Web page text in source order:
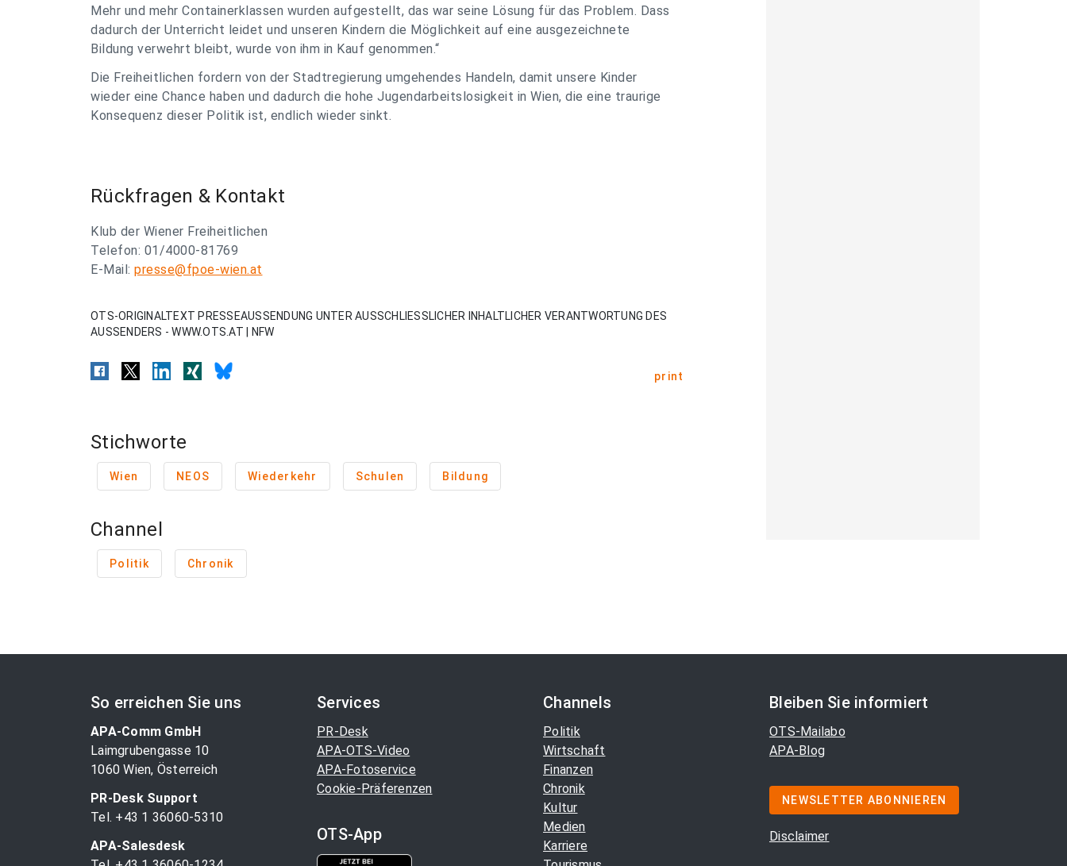
Mehr und mehr Containerklassen wurden aufgestellt, das war seine Lösung für das Problem. Dass
dadurch der Unterricht leidet und unseren Kindern die Möglichkeit auf eine ausgezeichnete
Bildung verwehrt bleibt, wurde von ihm in Kauf genommen.“
Die Freiheitlichen fordern von der Stadtregierung umgehendes Handeln, damit unsere Kinder
wieder eine Chance haben und dadurch die hohe Jugendarbeitslosigkeit in Wien, die eine traurige
Konsequenz dieser Politik ist, endlich wieder sinkt.
Rückfragen & Kontakt
Klub der Wiener Freiheitlichen
Telefon: 01/4000-81769
E-Mail: presse@fpoe-wien.at
OTS-ORIGINALTEXT PRESSEAUSSENDUNG UNTER AUSSCHLIESSLICHER INHALTLICHER VERANTWORTUNG DES
AUSSENDERS - WWW.OTS.AT | NFW
print
Stichworte
Wien NEOS Wiederkehr Schulen Bildung
Channel
Politik Chronik
So erreichen Sie uns
APA-Comm GmbH
Laimgrubengasse 10
1060 Wien, Österreich
PR-Desk Support
Tel. +43 1 36060-5310
APA-Salesdesk
Services
PR-Desk
APA-OTS-Video
APA-Fotoservice
Cookie-Präferenzen
OTS-App
Channels
Politik
Wirtschaft
Finanzen
Chronik
Kultur
Medien
Karriere
Bleiben Sie informiert
OTS-Mailabo
APA-Blog
NEWSLETTER ABONNIEREN
Disclaimer